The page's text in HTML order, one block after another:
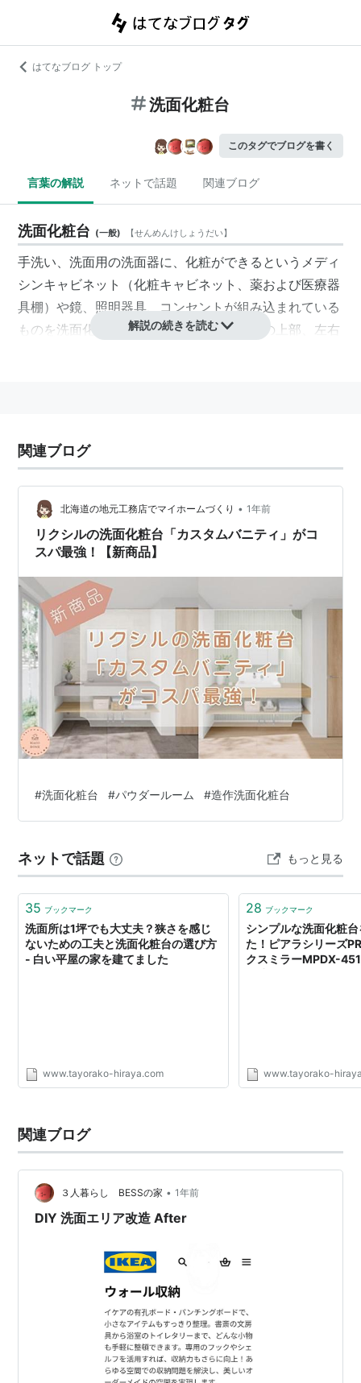
はてなブログ トップ
洗面化粧台
このタグでブログを書く
言葉の解説 ネットで話題 関連ブログ
洗面化粧台 (一般) 【せんめんけしょうだい】
手洗い、洗面用の洗面器に、化粧ができるというメディ
シンキャビネット（化粧キャビネット、薬および医療器
具棚）や鏡、照明器具、コンセントが組み込まれている
ものを洗面化粧台といいます。洗面化粧台の上部、左右
「ツーバルブ型」「ミキシングバルブ型」「シングルレ
バー型」「サーモスタット型」があります。
解説の続きを読む
関連ブログ
北海道の地元工務店でマイホームづくり • 1年前
リクシルの洗面化粧台「カスタムバニティ」がコ
スパ最強！【新商品】
#洗面化粧台 #パウダールーム #造作洗面化粧台
ネットで話題 もっと見る
35 ブックマーク
洗面所は1坪でも大丈夫？狭さを感じ
ないための工夫と洗面化粧台の選び方
- 白い平屋の家を建てました
www.tayorako-hiraya.com
28 ブックマーク
シンプルな洗面化粧
た！ピアラシリーズ
クスミラーMPDX-
www.tayorako-
関連ブログ
３人暮らし BESSの家 • 1年前
DIY 洗面エリア改造 After